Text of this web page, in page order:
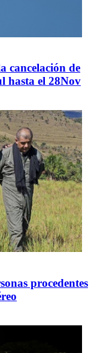
cancelación de
hasta el 28Nov
procedentes